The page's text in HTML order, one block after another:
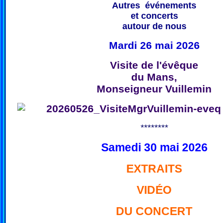
Autres événements
et concerts
autour de nous
Mardi 26 mai 2026
Visite de l'évêque
du Mans,
Monseigneur Vuillemin
********
Samedi 30 mai 2026
EXTRAITS
VIDÉO
DU CONCERT